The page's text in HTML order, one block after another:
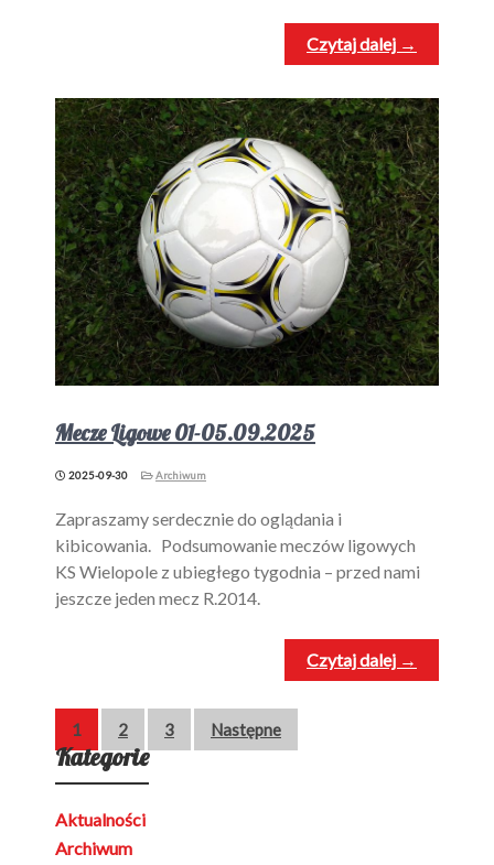
Czytaj dalej →
Mecze Ligowe 01-05.09.2025
2025-09-30 Archiwum
Zapraszamy serdecznie do oglądania i
kibicowania. Podsumowanie meczów ligowych
KS Wielopole z ubiegłego tygodnia – przed nami
jeszcze jeden mecz R.2014.
Czytaj dalej →
Stronicowanie
wpisów
1 2 3 Następne
Kategorie
Aktualności
Archiwum